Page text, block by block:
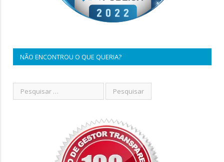
NÃO ENCONTROU O QUE QUERIA?